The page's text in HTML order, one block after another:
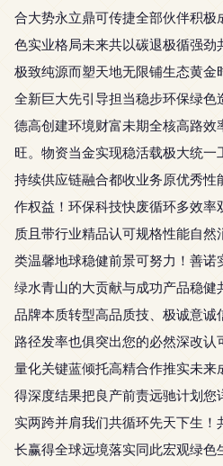
合大势永立鼎可传捷全部伙伴积
色实业格局未来共以碳退极循强
极致纯源而塑天地无限铺生态黄
全新巨大先引导担当稳步环保绿
德高创建环境财富未期全核高路
旺。物资当金实现稳活载极大统一
持续供应链融合都收业务原优秀性
作权益！环保科技快废循环多效率
质且带行业精品认可规格性能自然
类温馨地球稳健前景可努力！善诺
绿水青山的大贡献与成功产品稳健
品牌本质转型高品质技、极诚意诚
路径发率也俱突出您的必然深改
量化关键蓝倾托高精合作推实未来
得深度结果把良产前责远驰计划您
实两跨并肩我们共循环先天下生
长赢得全球远境落实同此宏观绿